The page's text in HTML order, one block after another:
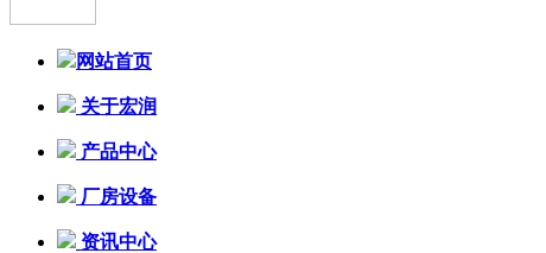
网站首页
关于宏润
产品中心
厂房设备
资讯中心